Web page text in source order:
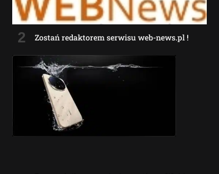
Zostań redaktorem serwisu web-news.pl !